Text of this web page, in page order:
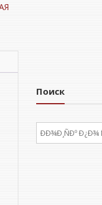
Поиск
ÐÑÐºÐ°ÑÑ: